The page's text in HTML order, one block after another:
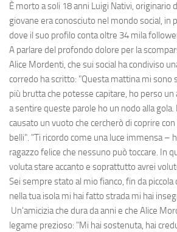
È morto a soli 18 anni Luigi Nativi, originario
giovane era conosciuto nel mondo social, in
dove il suo profilo conta oltre 34 mila
A parlare del profondo dolore per la
Alice Mordenti, che sui social ha condiviso
corredo ha scritto: "Questa mattina mi sono
più brutta che potesse capitare, ho perso un
a sentire queste parole ho un nodo alla
causato un vuoto che cercherò di coprire
belli". "Ti ricordo come una luce immensa –
ragazzo felice che nessuno può toccare. In
voluta stare accanto e soprattutto avrei
Sei sempre stato al mio fianco, fin da
nella tua isola mi hai fatto strada mi hai
Un'amicizia che dura da anni e che Alice
legame prezioso: "Mi hai sostenuta, hai